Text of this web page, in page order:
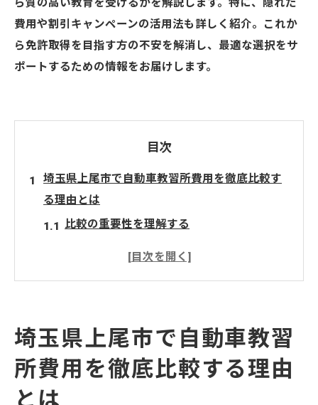
ら質の高い教育を受けるかを解説します。特に、隠れた
費用や割引キャンペーンの活用法も詳しく紹介。これか
ら免許取得を目指す方の不安を解消し、最適な選択をサ
ポートするための情報をお届けします。
目次
埼玉県上尾市で自動車教習所費用を徹底比較す
る理由とは
比較の重要性を理解する
費用以上に注目すべきポイントとは
費用と質を両立するための基準
上尾市での免許取得費用を節約するための賢い
選択肢
埼玉県上尾市で自動車教習
所費用を徹底比較する理由